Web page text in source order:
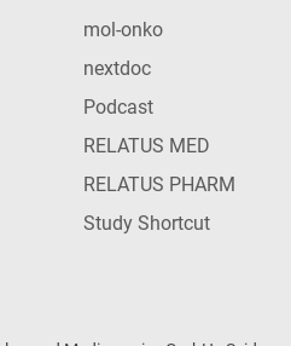
mol-onko
nextdoc
Podcast
RELATUS MED
RELATUS PHARM
Study Shortcut